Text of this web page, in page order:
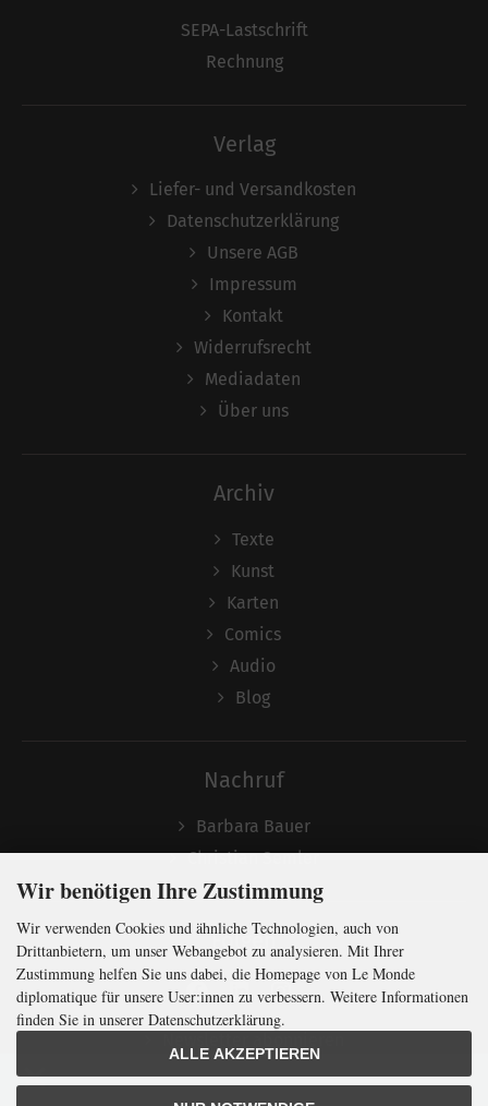
SEPA-Lastschrift
Rechnung
Verlag
Liefer- und Versandkosten
Datenschutzerklärung
Unsere AGB
Impressum
Kontakt
Widerrufsrecht
Mediadaten
Über uns
Archiv
Texte
Kunst
Karten
Comics
Audio
Blog
Nachruf
Barbara Bauer
Christian Semler
Folgen
Wir benötigen Ihre Zustimmung
Wir verwenden Cookies und ähnliche Technologien, auch von
Drittanbietern, um unser Webangebot zu analysieren. Mit Ihrer
Zustimmung helfen Sie uns dabei, die Homepage von Le Monde
diplomatique für unsere User:innen zu verbessern. Weitere Informationen
finden Sie in unserer Datenschutzerklärung.
ALLE AKZEPTIEREN